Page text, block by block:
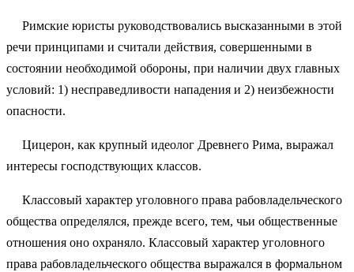
Римские юристы руководствовались высказанными в этой
речи принципами и считали действия, совершенными в
состоянии необходимой обороны, при наличии двух главных
условий: 1) несправедливости нападения и 2) неизбежности
опасности.
Цицерон, как крупный идеолог Древнего Рима, выражал
интересы господствующих классов.
Классовый характер уголовного права рабовладельческого
общества определялся, прежде всего, тем, чьи общественные
отношения оно охраняло. Классовый характер уголовного
права рабовладельческого общества выражался в формальном